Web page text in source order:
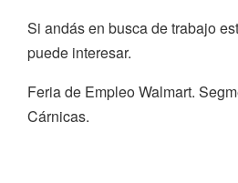
Si andás en busca de trabajo
puede interesar.
Feria de Empleo Walmart.
Cárnicas.